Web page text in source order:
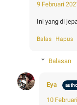
9 Februari
Ini yang di
Balas Hapus
Balasan
Eya
10